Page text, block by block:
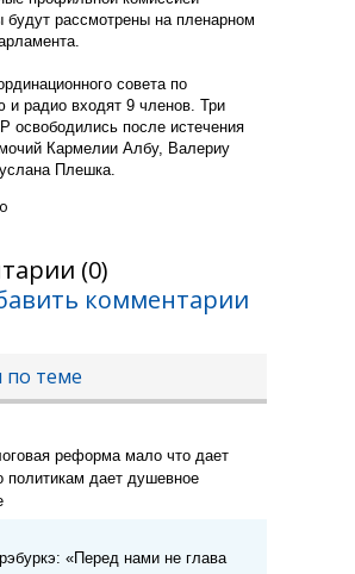
будут рассмотрены на пленарном
совета по
и радио входят 9 членов. Три
освободились после истечения
Кармелии Албу, Валериу
Плешка.
(0)
комментарии
по теме
реформа мало что дает
политикам дает душевное
«Перед нами не глава